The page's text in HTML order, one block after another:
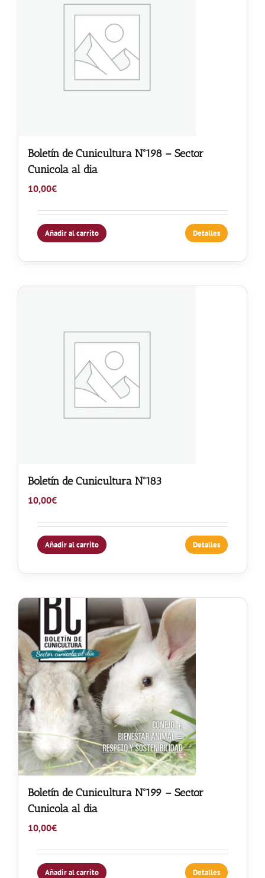
Boletín de Cunicultura Nº198 – Sector
Cunicola al dia
10,00€
Añadir al carrito Detalles
Boletín de Cunicultura Nº183
10,00€
Añadir al carrito Detalles
Boletín de Cunicultura Nº199 – Sector
Cunicola al dia
10,00€
Añadir al carrito Detalles